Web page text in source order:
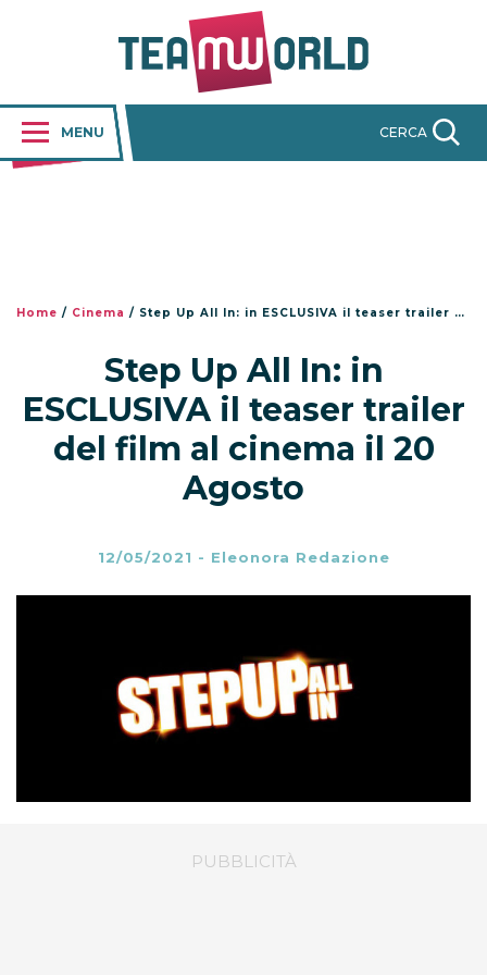
MENU CERCA
Home / Cinema / Step Up All In: in ESCLUSIVA il teaser trailer del film al cinema il 20 Agosto
Step Up All In: in
ESCLUSIVA il teaser trailer
del film al cinema il 20
Agosto
12/05/2021 - Eleonora Redazione